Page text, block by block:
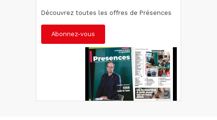
Découvrez toutes les offres de Présences
Abonnez-vous